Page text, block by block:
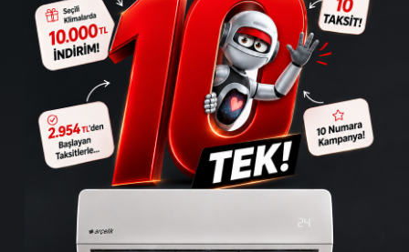
Ana Sayfa›Genel
Başkan Kan Sanayi
Esnafıyla buluştu